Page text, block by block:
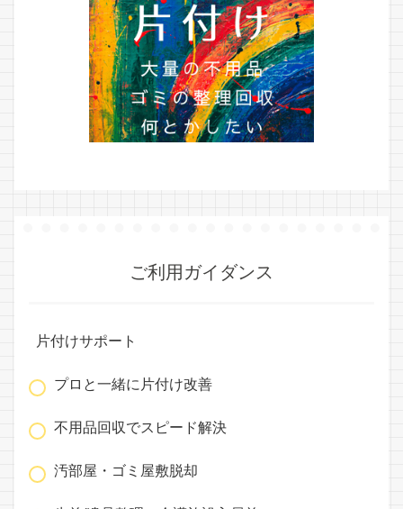
ご利用ガイダンス
片付けサポート
プロと一緒に片付け改善
不用品回収でスピード解決
汚部屋・ゴミ屋敷脱却